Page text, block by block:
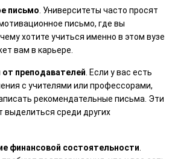
письмо. Университеты часто просят
письмо, где вы
хотите учиться именно в этом вузе
вам в карьере.
преподавателей. Если у вас есть
с учителями или профессорами,
рекомендательные письма. Эти
выделиться среди других
финансовой состоятельности.